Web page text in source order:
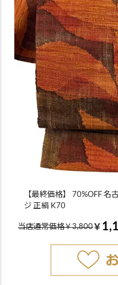
【最終価格】 70%OFF 名
ジ 正絹 K70
当店通常価格￥3,800￥